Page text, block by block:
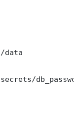
data
secrets/